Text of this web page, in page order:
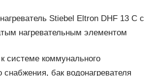
Stiebel Eltron DHF 13 C с
нагревательным элементом
системе коммунального
снабжения, бак водонагревателя